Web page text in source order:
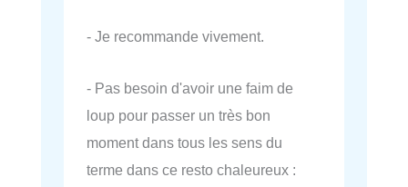
- Je recommande vivement.
- Pas besoin d'avoir une faim de
loup pour passer un très bon
moment dans tous les sens du
terme dans ce resto chaleureux :